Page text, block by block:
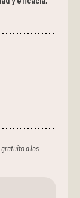
gratuito a los